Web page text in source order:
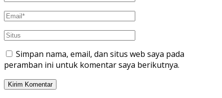
Simpan nama, email, dan situs web saya pada
peramban ini untuk komentar saya berikutnya.